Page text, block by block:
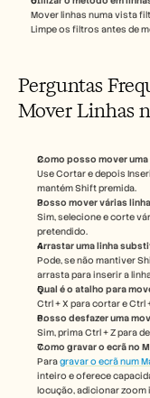
Mover linhas numa vista
Limpe os filtros antes de
Perguntas
Mover Linhas
Como posso mover
Use Cortar e depois
mantém Shift premida.
Posso mover várias
Sim, selecione e corte
pretendido.
Arrastar uma linha
Pode, se não mantiver
arrasta para inserir a
Qual é o atalho para
Ctrl + X para cortar e Ctrl
Posso desfazer uma
Sim, prima Ctrl + Z para
Como gravar o ecrã no
Para gravar o ecrã num
inteiro e oferece
locução, adicionar zoom